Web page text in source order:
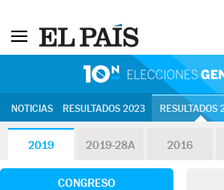
NOTICIAS RESULTADOS 2023 RESULTADOS
2019 2019-28A 2016
CONGRESO